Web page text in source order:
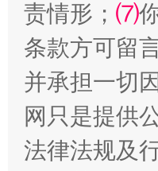
责情形； ⑺
条款方可留
并承担一切
网只是提供
法律法规及